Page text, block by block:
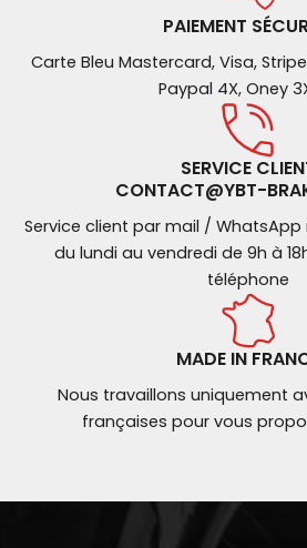
PAIEMENT
Carte Bleu Mastercard, Visa,
Paypal 4X, Oney
SERVICE
CONTACT@YBT-
Service client par mail /
du lundi au vendredi de 9h à
téléphone
MADE IN
Nous travaillons uniquement
françaises pour vous